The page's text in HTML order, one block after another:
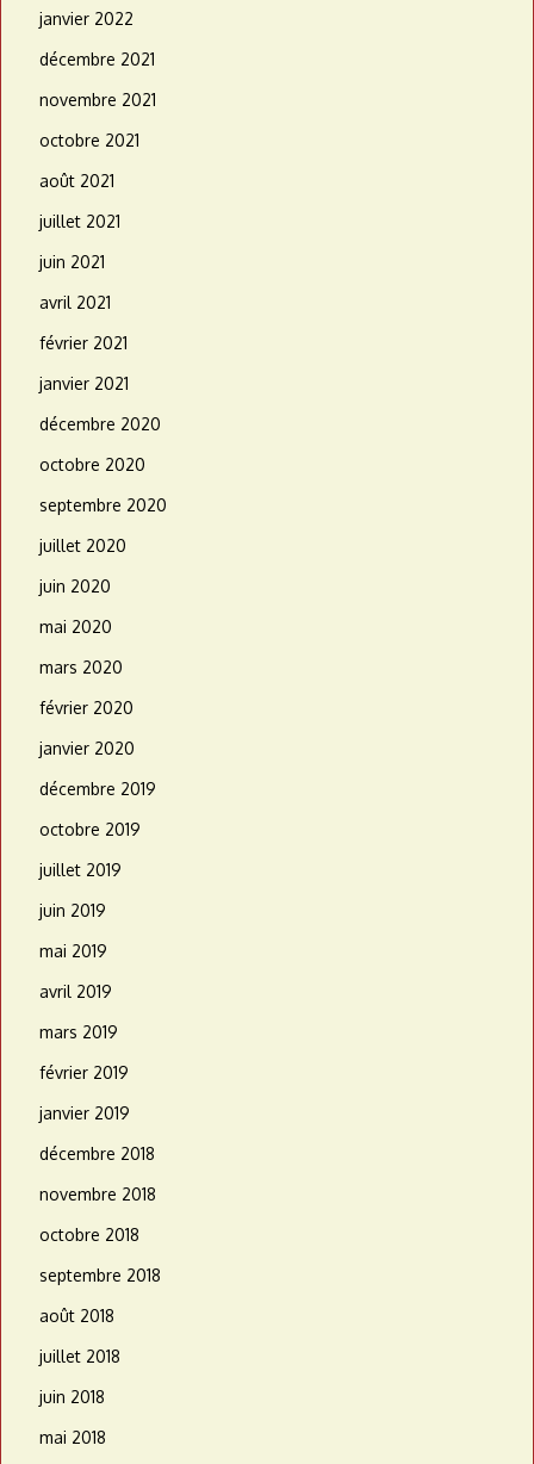
janvier 2022
décembre 2021
novembre 2021
octobre 2021
août 2021
juillet 2021
juin 2021
avril 2021
février 2021
janvier 2021
décembre 2020
octobre 2020
septembre 2020
juillet 2020
juin 2020
mai 2020
mars 2020
février 2020
janvier 2020
décembre 2019
octobre 2019
juillet 2019
juin 2019
mai 2019
avril 2019
mars 2019
février 2019
janvier 2019
décembre 2018
novembre 2018
octobre 2018
septembre 2018
août 2018
juillet 2018
juin 2018
mai 2018